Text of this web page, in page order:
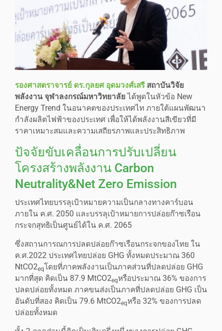
รองศาสตราจารย์ ดร.กุลยศ อุดมวงศ์เสรีสถาบันวิจัย
พลังงาน จุฬาลงกรณ์มหาวิทยาลัย ได้พูดในหัวข้อ New
Energy Trend ในอนาคตของประเทศไท ภายใต้แผนพัฒนา
กำลังผลิตไฟฟ้าของประเทศ เพื่อให้ได้พลังงานสีเขียวที่มี
ราคาเหมาะสมและความเสถียรภาพและประสิทธิภาพ
ปัจจัยขับเคลื่อนการปรับเปลี่ยน
โครงสร้างพลังงาน Carbon
Neutrality&Net Zero Emission
ประเทศไทยบรรลุเป้าหมายความเป็นกลางทางคาร์บอน
ภายใน ค.ศ. 2050 และบรรลุเป้าหมายการปล่อยก๊าซเรือน
กระจกสุทธิเป็นศูนย์ได้ใน ค.ศ. 2065
ซึ่งสถานการณการปลดปล่อยก๊าซเรือนกระจกของไทย ใน
ค.ศ.2022 ประเทศไทยปล่อย GHG ทั้งหมดประมาณ 360
NtCO2eq โดยที่ภาคพลังงานเป็นภาคส่วนที่ปลดปล่อย GHG
มากที่สุด คิดเป็น 87.9 MtCO2eqหรือประมาณ 36% ของการ
ปลดปล่อยทั้งหมด ภาคขนส่งเป็นภาคที่ปลดปล่อย GHG เป็น
อันดับที่สอง คิดเป็น 79.6 MtCO2eqหรือ 32% ของการปลด
ปล่อยทั้งหมด